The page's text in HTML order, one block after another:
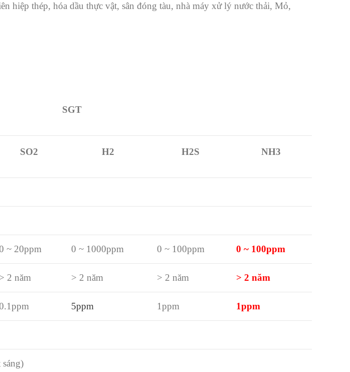
hiệp thép, hóa dầu thực vật, sân đóng tàu, nhà máy xử lý nước thải, Mỏ,
SGT
SO2 H2 H2S NH3
~ 20ppm 0 ~ 1000ppm 0 ~ 100ppm 0 ~ 100ppm
> 2 năm > 2 năm > 2 năm > 2 năm
5ppm 1ppm 1ppm